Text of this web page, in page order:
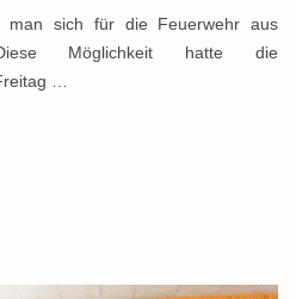
man sich für die Feuerwehr aus
Möglichkeit hatte die
…